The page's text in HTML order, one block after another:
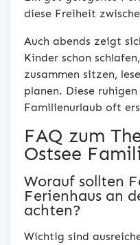
diese Freiheit
Auch abends zeigt
Kinder schon
zusammen sitzen,
planen. Diese
Familienurlaub oft
FAQ zum
Ostsee
Worauf sollten
Ferienhaus an
achten?
Wichtig sind